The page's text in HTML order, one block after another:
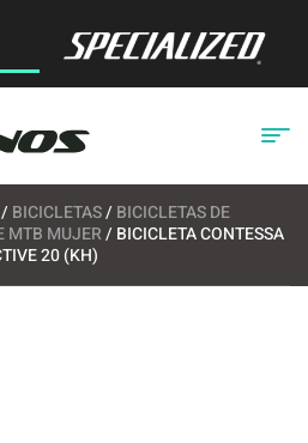
/ BICICLETAS/ BICICLETAS DE
MTB MUJER/ BICICLETA CONTESSA
20 (KH)